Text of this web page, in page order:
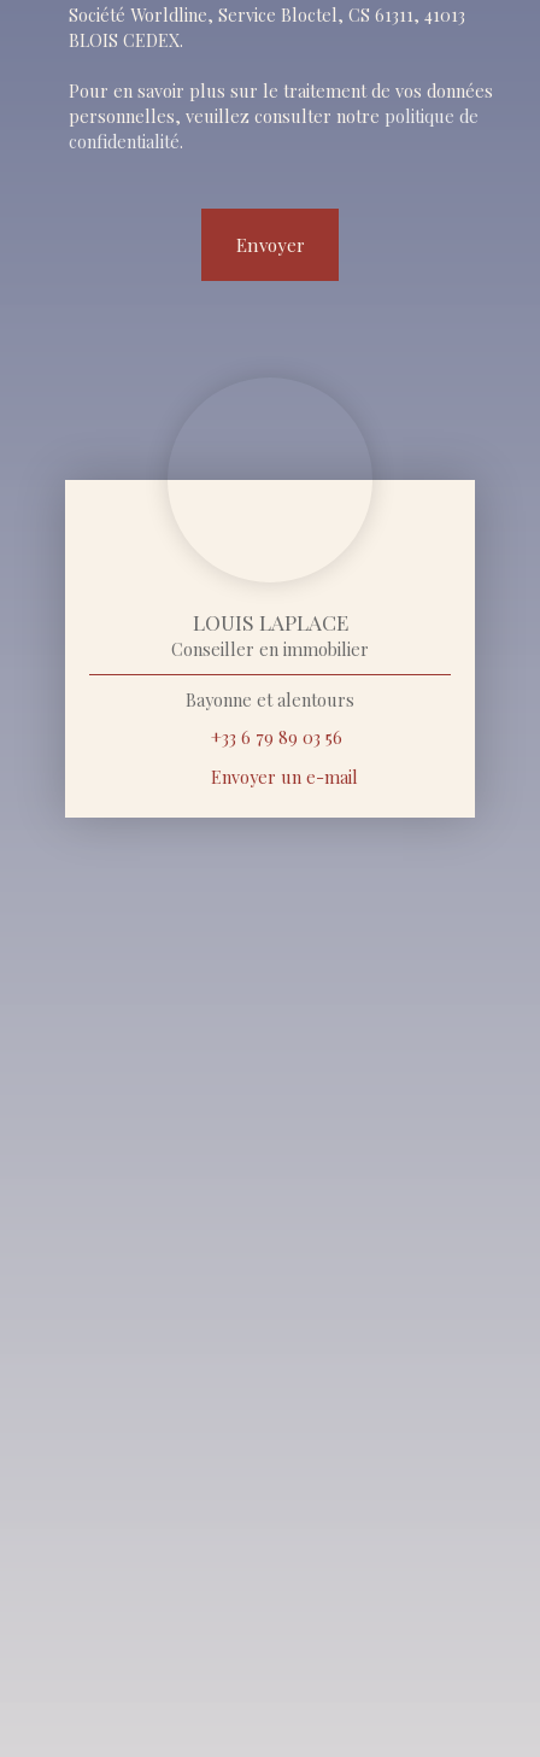
Société Worldline, Service Bloctel, CS 61311, 41013
BLOIS CEDEX.
Pour en savoir plus sur le traitement de vos données
personnelles, veuillez consulter notre politique de
confidentialité.
Envoyer
LOUIS LAPLACE
Conseiller en immobilier
Bayonne et alentours
+33 6 79 89 03 56
Envoyer un e-mail